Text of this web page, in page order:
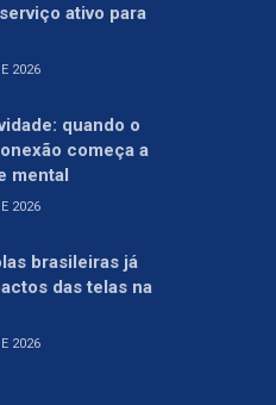
ativo para
2026
quando o
começa a
mental
2026
brasileiras já
das telas na
2026